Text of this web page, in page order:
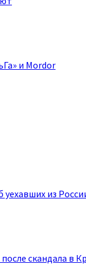
и Mordor
из
скандала в